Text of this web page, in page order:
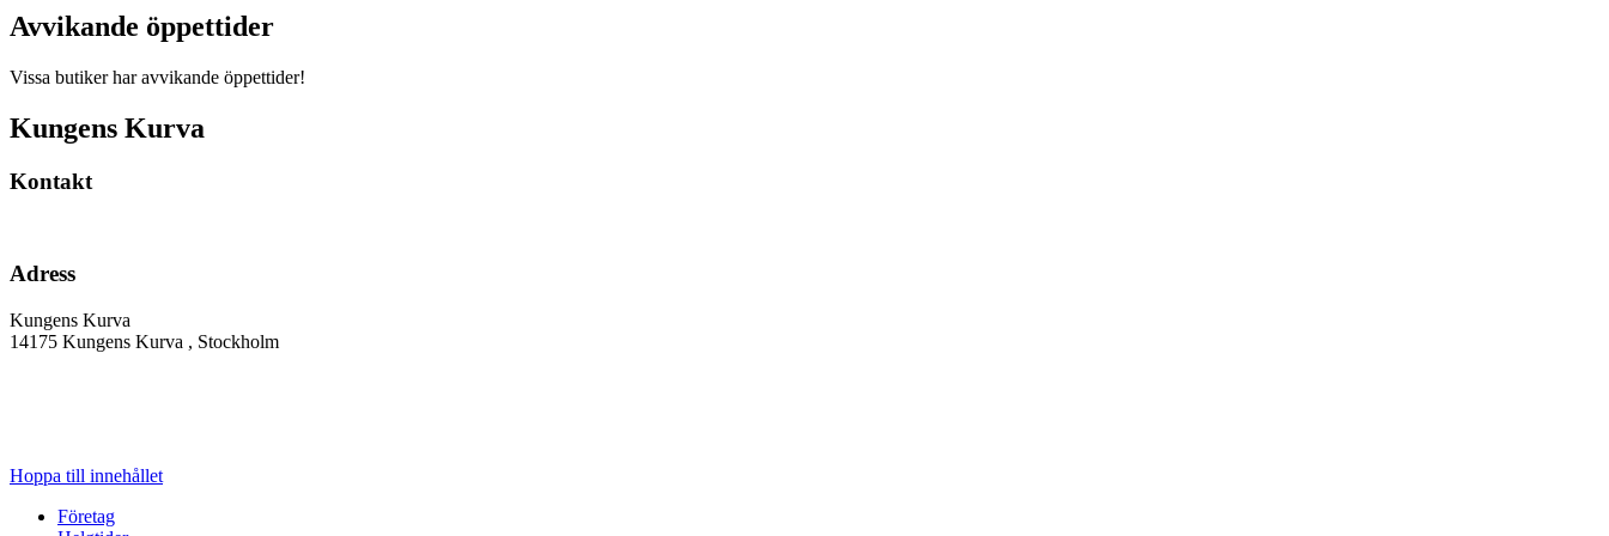
Avvikande öppettider
Vissa butiker har avvikande öppettider!
Kungens Kurva
Kontakt
Adress
Kungens Kurva
14175 Kungens Kurva , Stockholm
Hoppa till innehållet
Företag